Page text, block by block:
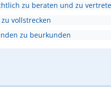
zu beraten und zu
vollstrecken
zu beurkunden